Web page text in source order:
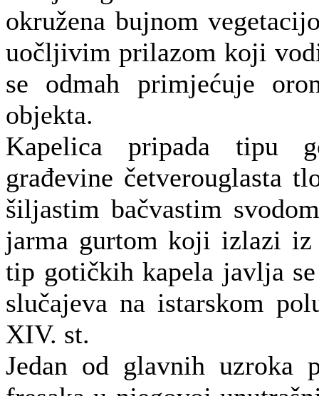
okružena bujnom
uočljivim prilazom koji
se odmah primjećuje
objekta.
Kapelica pripada tipu
građevine četverouglasta
šiljastim bačvastim
jarma gurtom koji izlazi iz
tip gotičkih kapela javlja
slučajeva na istarskom
XIV. st.
Jedan od glavnih uzroka